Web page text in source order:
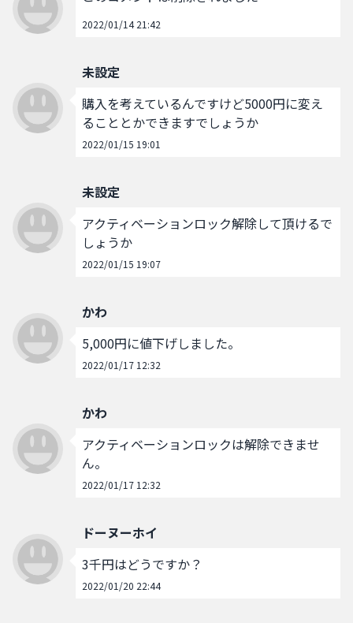
2022/01/14 21:42
未設定
購入を考えているんですけど5000円に変え
ることとかできますでしょうか
2022/01/15 19:01
未設定
アクティベーションロック解除して頂けるで
しょうか
2022/01/15 19:07
かわ
5,000円に値下げしました。
2022/01/17 12:32
かわ
アクティベーションロックは解除できませ
ん。
2022/01/17 12:32
ドーヌーホイ
3千円はどうですか？
2022/01/20 22:44